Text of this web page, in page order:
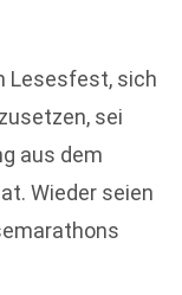
Lesesfest, sich
sei
aus dem
Wieder seien